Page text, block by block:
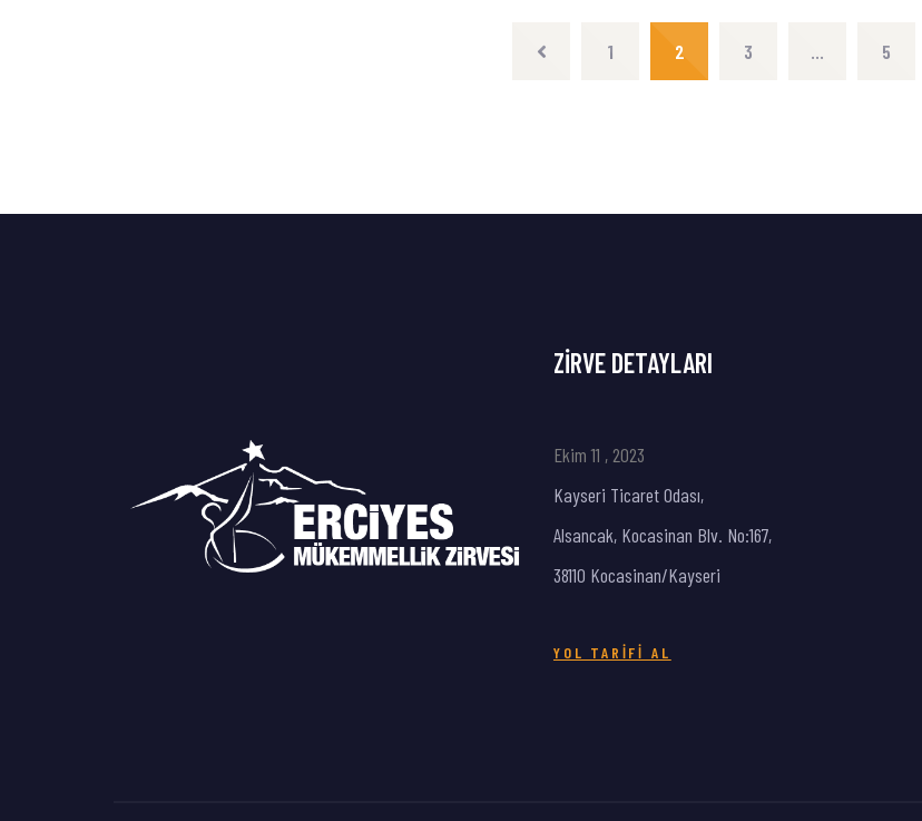
1 2 3 … 5
ZIRVE DETAYLARI
Ekim 11 , 2023
Kayseri Ticaret Odası,
Alsancak, Kocasinan Blv. No:167,
38110 Kocasinan/Kayseri
YOL TARIFI AL